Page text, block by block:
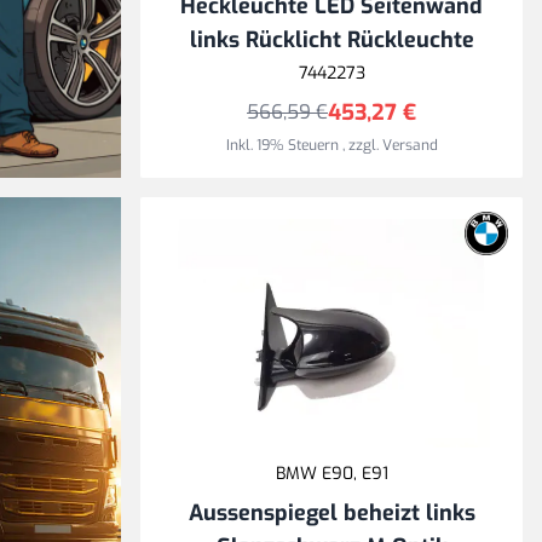
links Rücklicht Rückleuchte
7442273
453,27 €
566,59 €
Inkl. 19% Steuern,zzgl.Versand
BMW E90, E91
Aussenspiegel beheizt links